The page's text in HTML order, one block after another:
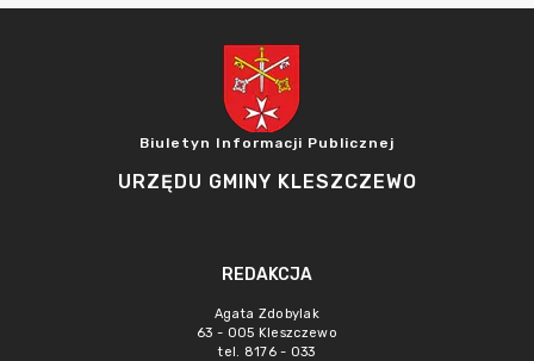
Biuletyn Informacji Publicznej
URZĘDU GMINY KLESZCZEWO
REDAKCJA
Agata Zdobylak
63 - 005 Kleszczewo
tel. 8176 - 033